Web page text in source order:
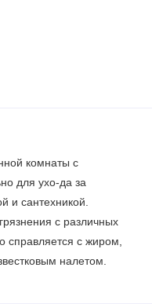
комнаты с
для ухо-да за
и сантехникой.
с различных
справляется с жиром,
налетом.